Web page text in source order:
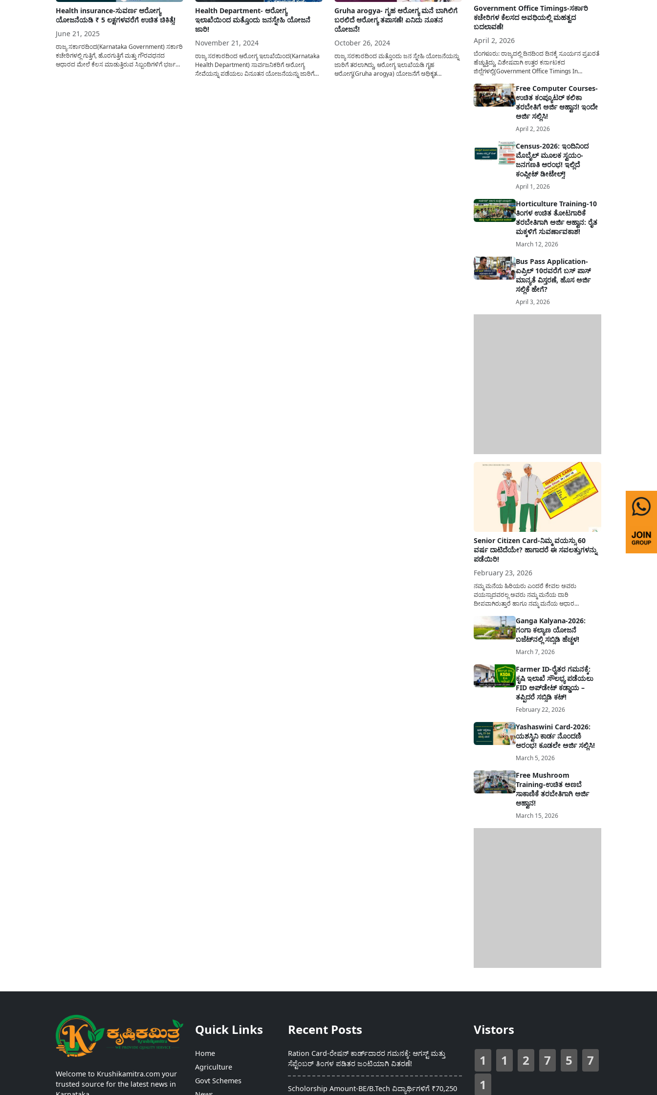
Health insurance-ಸುವರ್ಣ ಆರೋಗ್ಯ
ಯೋಜನೆಯಡಿ ₹ 5 ಲಕ್ಷಗಳವರೆಗೆ ಉಚಿತ ಚಿಕಿತ್ಸೆ!
June 21, 2025
ರಾಜ್ಯ ಸರ್ಕಾರದಿಂದ(Karnataka Government) ಸರ್ಕಾರಿ
ಕಚೇರಿಗಳಲ್ಲಿ ಗುತ್ತಿಗೆ, ಹೊರಗುತ್ತಿಗೆ ಮತ್ತು ಗೌರವಧನದ
ಆಧಾರದ ಮೇಲೆ ಕೆಲಸ ಮಾಡುತ್ತಿರುವ ಸಿಬ್ಬಂದಿಗಳಿಗೆ ಭರ್ಜರಿ
Health Department- ಆರೋಗ್ಯ
ಇಲಾಖೆಯಿಂದ ಮತ್ತೊಂದು ಜನಸ್ನೇಹಿ ಯೋಜನೆ
ಜಾರಿ!
November 21, 2024
ರಾಜ್ಯ ಸರಕಾರದಿಂದ ಆರೋಗ್ಯ ಇಲಾಖೆಯಿಂದ(Karnataka
Health Department) ಸಾರ್ವಜನಿಕರಿಗೆ ಅರೋಗ್ಯ
ಸೇವೆಯನ್ನು ಪಡೆಯಲು ವಿನೂತನ ಯೋಜನೆಯನ್ನು ಜಾರಿಗೆ
Gruha arogya- ಗೃಹ ಆರೋಗ್ಯ ಮನೆ ಬಾಗಿಲಿಗೆ
ಬರಲಿದೆ ಆರೋಗ್ಯ ತಪಾಸಣೆ! ಏನಿದು ನೂತನ
ಯೋಜನೆ!
October 26, 2024
ರಾಜ್ಯ ಸರಕಾರದಿಂದ ಮತ್ತೊಂದು ಜನ ಸ್ನೇಹಿ ಯೋಜನೆಯನ್ನು
ಜಾರಿಗೆ ತರಲಾಗಿದ್ದು, ಆರೋಗ್ಯ ಇಲಾಖೆಯಡಿ ಗೃಹ
ಆರೋಗ್ಯ(Gruha arogya) ಯೋಜನೆಗೆ ಅಧಿಕೃತ
Government Office Timings-ಸರ್ಕಾರಿ
ಕಚೇರಿಗಳ ಕೆಲಸದ ಅವಧಿಯಲ್ಲಿ ಮಹತ್ವದ
ಬದಲಾವಣೆ!
April 2, 2026
ಬೆಂಗಳೂರು: ರಾಜ್ಯದಲ್ಲಿ ದಿನದಿಂದ ದಿನಕ್ಕೆ ಸೂರ್ಯನ ಪ್ರಖರತೆ
ಹೆಚ್ಚುತ್ತಿದ್ದು, ವಿಶೇಷವಾಗಿ ಉತ್ತರ ಕರ್ನಾಟಕದ
ಜಿಲ್ಲೆಗಳಲ್ಲಿ(Government Office Timings In
ಹಿನ್ನೆಲೆಯಲ್ಲಿ ಸರ್ಕಾರಿ ನೌಕರರ ಹಿತದೃಷ್ಟಿಯಿಂದ ಹಾಗೂ
ಸಾರ್ವಜನಿಕರ ಅನುಕೂಲಕ್ಕಾಗಿ ಕರ್ನಾಟಕ ಸರ್ಕಾರವು
ಮಹತ್ವದ ನಿರ್ಧಾರವೊಂದನ್ನು ಕೈಗೊಂಡಿದೆ. ಕಿತ್ತೂರು ಕರ್ನಾಟಕ
ಮತ್ತು ಕಲ್ಯಾಣ ಕರ್ನಾಟಕದ ಒಟ್ಟು 9 ಜಿಲ್ಲೆಗಳಲ್ಲಿ ಏಪ್ರಿಲ್...
Free Computer Courses-
ಉಚಿತ ಕಂಪ್ಯೂಟರ್ ಕಲಿಕಾ
ತರಬೇತಿಗೆ ಅರ್ಜಿ ಆಹ್ವಾನ! ಇಂದೇ
ಅರ್ಜಿ ಸಲ್ಲಿಸಿ!
April 2, 2026
Census-2026: ಇಂದಿನಿಂದ
ಮೊಬೈಲ್ ಮೂಲಕ ಸ್ವಯಂ-
ಜನಗಣತಿ ಆರಂಭ! ಇಲ್ಲಿದೆ
ಕಂಪ್ಲೀಟ್ ಡೀಟೇಲ್ಸ್!
April 1, 2026
Horticulture Training-10
ತಿಂಗಳ ಉಚಿತ ತೋಟಗಾರಿಕೆ
ತರಬೇತಿಗಾಗಿ ಅರ್ಜಿ ಆಹ್ವಾನ: ರೈತ
ಮಕ್ಕಳಿಗೆ ಸುವರ್ಣಾವಕಾಶ!
March 12, 2026
Bus Pass Application-
ಏಪ್ರಿಲ್ 10ರವರೆಗೆ ಬಸ್ ಪಾಸ್
ಮಾನ್ಯತೆ ವಿಸ್ತರಣೆ, ಹೊಸ ಅರ್ಜಿ
ಸಲ್ಲಿಕೆ ಹೇಗೆ?
April 3, 2026
Senior Citizen Card-ನಿಮ್ಮ ವಯಸ್ಸು 60
ವರ್ಷ ದಾಟಿದೆಯೇ? ಹಾಗಾದರೆ ಈ ಸವಲತ್ತುಗಳನ್ನು
ಪಡೆಯಿರಿ!
February 23, 2026
ನಮ್ಮ ಮನೆಯ ಹಿರಿಯರು ಎಂದರೆ ಕೇವಲ ಅವರು
ವಯಸ್ಸಾದವರಲ್ಲ ಅವರು ನಮ್ಮ ಮನೆಯ ದಾರಿ
ದೀಪವಾಗಿರುತ್ತಾರೆ ಹಾಗೂ ನಮ್ಮ ಮನೆಯ ಆಧಾರ
ಸಮಾಜಕ್ಕಾಗಿ ದುಡಿತಿರುತ್ತಾರೆ ಹಾಗೆಯೇ ಅವರು ತಮ್ಮ 60
ವರ್ಷಗಳ ನಂತರದ ಜೀವನವನ್ನು ನೆಮ್ಮದಿಯಿಂದ
ಕಳೆಯಬೇಕೆಂಬುದು ಪ್ರತಿಯೊಬ್ಬರ ಕನಸಾಗಿರುತ್ತದೆ ಆದ್ದರಿಂದ
ಸರ್ಕಾರವು ಹಿರಿಯ ನಾಗರಿಕರ ಗುರುತಿನ ಚೀಟಿ...
Ganga Kalyana-2026:
ಗಂಗಾ ಕಲ್ಯಾಣ ಯೋಜನೆ
ಬಜೆಟ್‌ನಲ್ಲಿ ಸಬ್ಸಿಡಿ ಹೆಚ್ಚಳ!
March 7, 2026
Farmer ID-ರೈತರ ಗಮನಕ್ಕೆ:
ಕೃಷಿ ಇಲಾಖೆ ಸೌಲಭ್ಯ ಪಡೆಯಲು
FID ಅಪ್‌ಡೇಟ್ ಕಡ್ಡಾಯ –
ತಪ್ಪಿದರೆ ಸಬ್ಸಿಡಿ ಕಟ್!
February 22, 2026
Yashaswini Card-2026:
ಯಶಸ್ವಿನಿ ಕಾರ್ಡ ನೊಂದಣಿ
ಆರಂಭ! ಕೂಡಲೇ ಅರ್ಜಿ ಸಲ್ಲಿಸಿ!
March 5, 2026
Free Mushroom
Training-ಉಚಿತ ಅಣಬೆ
ಸಾಕಾಣಿಕೆ ತರಬೇತಿಗಾಗಿ ಅರ್ಜಿ
ಆಹ್ವಾನ!
March 15, 2026
Welcome to Krushikamitra.com your
trusted source for the latest news in
Quick Links
Home
Agriculture
Govt Schemes
Recent Posts
Ration Card-ರೇಷನ್ ಕಾರ್ಡ್‍ದಾರರ ಗಮನಕ್ಕೆ: ಆಗಸ್ಟ್ ಮತ್ತು
ಸೆಪ್ಟೆಂಬರ್ ತಿಂಗಳ ಪಡಿತರ ಜಂಟಿಯಾಗಿ ವಿತರಣೆ!
Scholorship Amount-BE/B.Tech ವಿದ್ಯಾರ್ಥಿಗಳಿಗೆ ₹70,250
Vistors
1
1 2 7 5
7
1